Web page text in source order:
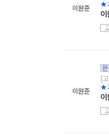
이원준
★
이원준
[
★